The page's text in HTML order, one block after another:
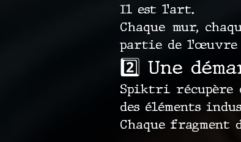
Il est l’art.
Chaque mur,
partie de
2️⃣ Une
Spiktri récupère
des éléments
Chaque fragment